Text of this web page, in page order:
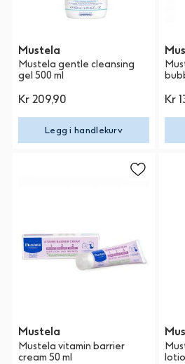
Mustela
Mustela gentle cleansing
gel 500 ml
Kr 209,90
Legg i handlekurv
Kr
Mustela
Mustela vitamin barrier
cream 50 ml